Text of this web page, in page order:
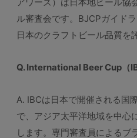
ル審査会です。BJCPガイド
日本のクラフトビール品質を
Q. International Beer Cup（
A. IBCは日本で開催される国
で、アジア太平洋地域を中心
します。専門審査員によるブ